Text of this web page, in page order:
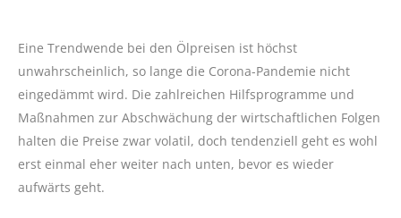
Eine Trendwende bei den Ölpreisen ist höchst
unwahrscheinlich, so lange die Corona-Pandemie nicht
eingedämmt wird. Die zahlreichen Hilfsprogramme und
Maßnahmen zur Abschwächung der wirtschaftlichen Folgen
halten die Preise zwar volatil, doch tendenziell geht es wohl
erst einmal eher weiter nach unten, bevor es wieder
aufwärts geht.